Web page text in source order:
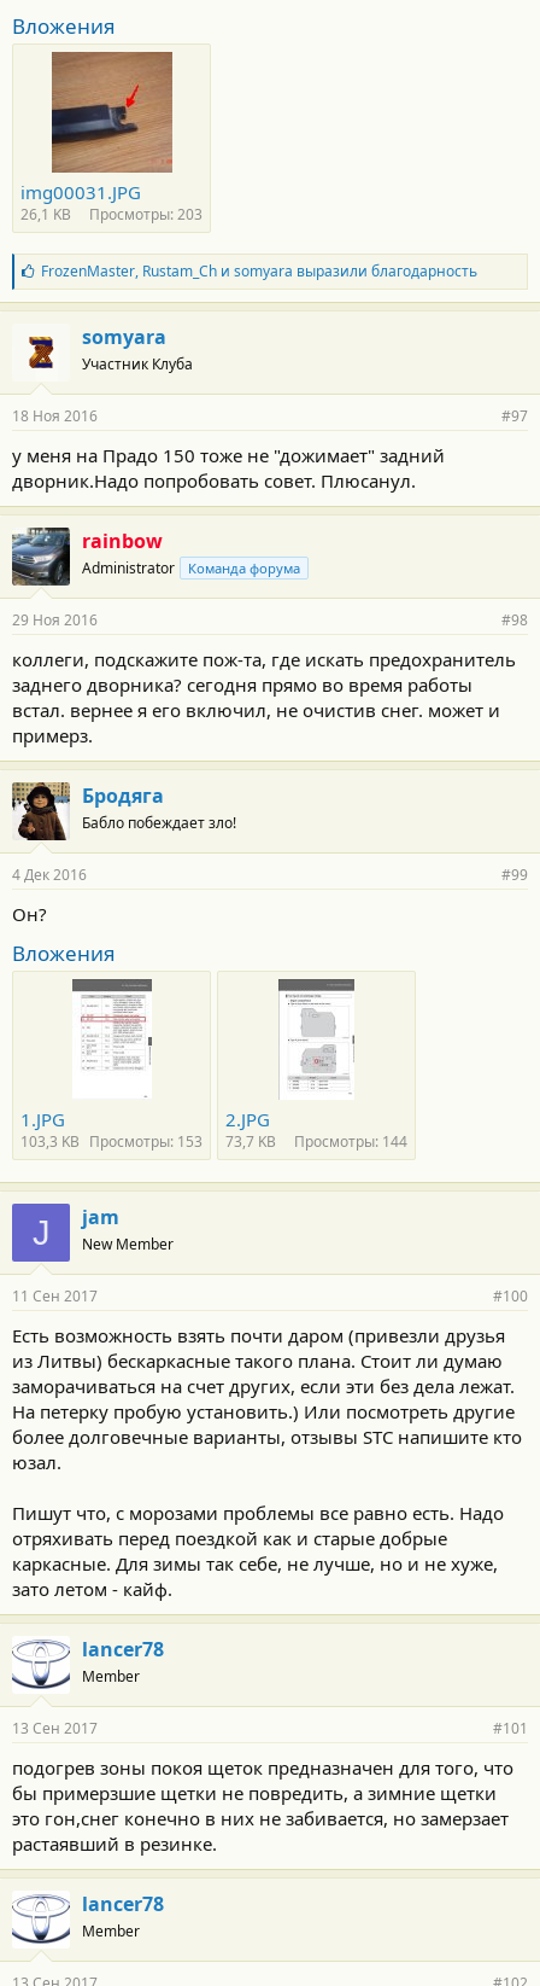
Вложения
img00031.JPG
26,1 KB Просмотры: 203
Б
л
а
о
д
а
н
с
т
и
:
FrozenMaster, Rustam_Chи somyara выразили благодарность
somyara
Участник Клуба
18 Ноя 2016 #97
у меня на Прадо 150 тоже не "дожимает" задний
дворник.Надо попробовать совет. Плюсанул.
rainbow
Administrator Команда форума
29 Ноя 2016 #98
коллеги, подскажите пож-та, где искать предохранитель
заднего дворника? сегодня прямо во время работы
встал. вернее я его включил, не очистив снег. может и
примерз.
Бродяга
Бабло побеждает зло!
4 Дек 2016 #99
Он?
Вложения
1.JPG
103,3 KB Просмотры: 153
2.JPG
73,7 KB Просмотры: 144
J jam
New Member
11 Сен 2017 #100
Есть возможность взять почти даром (привезли друзья
из Литвы) бескаркасные такого плана. Стоит ли думаю
заморачиваться на счет других, если эти без дела лежат.
На петерку пробую установить.) Или посмотреть другие
более долговечные варианты, отзывы STC напишите кто
юзал.
Пишут что, с морозами проблемы все равно есть. Надо
отряхивать перед поездкой как и старые добрые
каркасные. Для зимы так себе, не лучше, но и не хуже,
зато летом - кайф.
lancer78
Member
13 Сен 2017 #101
подогрев зоны покоя щеток предназначен для того, что
бы примерзшие щетки не повредить, а зимние щетки
это гон,снег конечно в них не забивается, но замерзает
растаявший в резинке.
lancer78
Member